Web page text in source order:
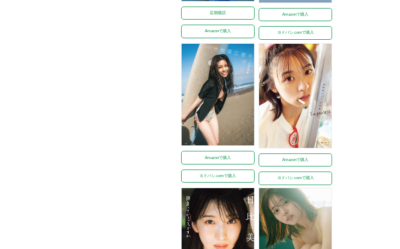
定期購読
Amazonで購入
Amazonで購入
ヨドバシ.comで購入
Amazonで購入
ヨドバシ.comで購入
Amazonで購入
ヨドバシ.comで購入